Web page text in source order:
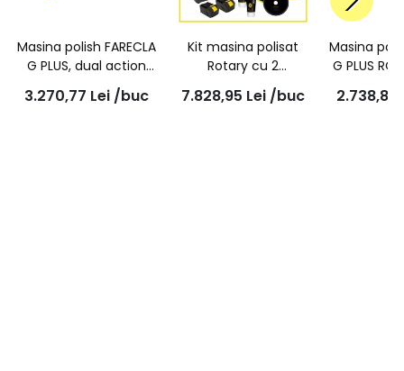
Masina polish FARECLA
G PLUS, dual action
(orbitala), orbita
15mm, penntru pad
3.270,77 Lei /buc
Kit masina polisat
Rotary cu 2
Acumulatori, FARECLA
G PLUS, GPTK01
7.828,95 Lei /buc
Masina
G PLUS
2.738,80